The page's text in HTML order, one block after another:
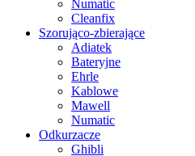
Numatic
Cleanfix
Szorująco-zbierające
Adiatek
Bateryjne
Ehrle
Kablowe
Mawell
Numatic
Odkurzacze
Ghibli